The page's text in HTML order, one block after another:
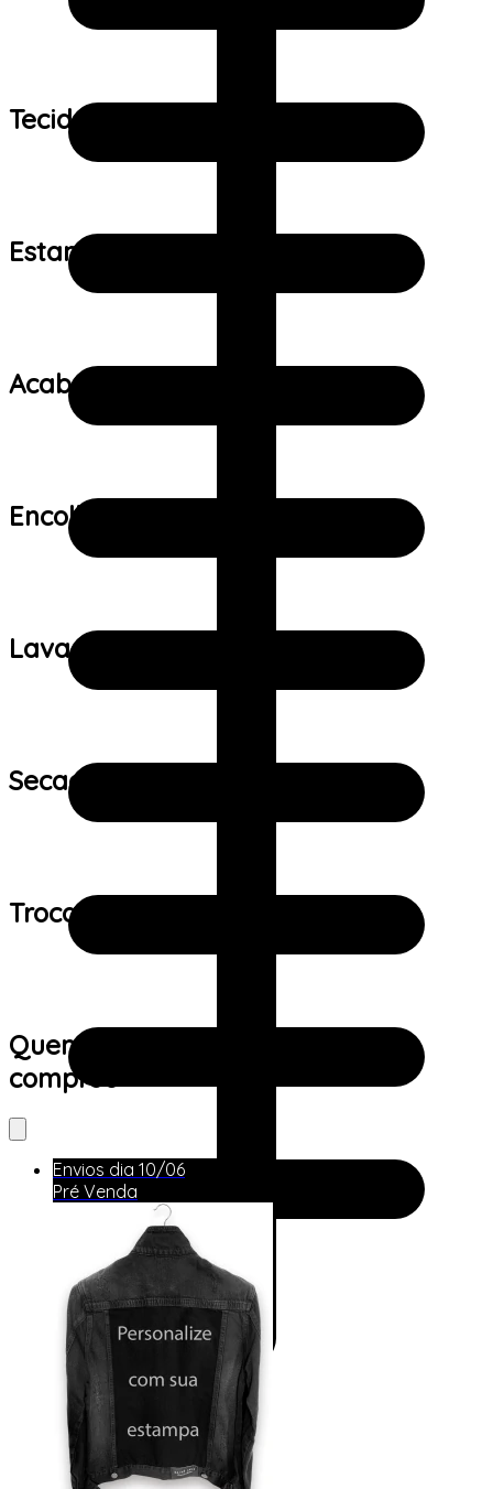
Tecido:
Estampa:
Acabamento:
Encolhimento:
Lavagem:
Secagem:
Trocas e devoluções:
Quem viu este produto também
comprou